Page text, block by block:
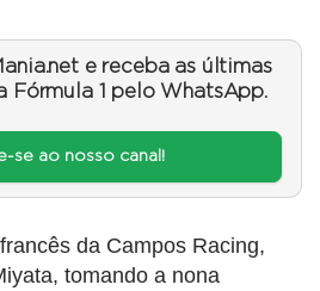
e receba as últimas
Fórmula 1 pelo WhatsApp.
se ao nosso canal!
da Campos Racing,
tomando a nona